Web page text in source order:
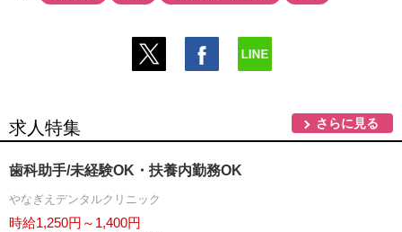
求人特集 さらに見る
歯科助手/未経験OK・扶養内勤務OK
なぎえデンタルクリニック
時給1,250円～1,400円